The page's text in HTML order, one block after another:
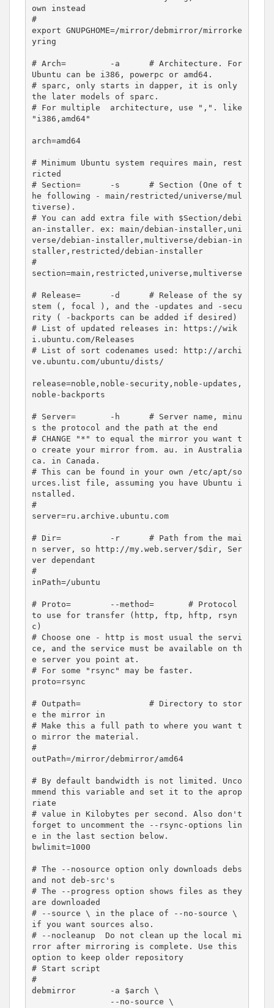
own instead
#
export GNUPGHOME=/mirror/debmirror/mirrorke
yring
# Arch=         -a      # Architecture. For
Ubuntu can be i386, powerpc or amd64.
# sparc, only starts in dapper, it is only
the later models of sparc.
# For multiple  architecture, use ",". like
"i386,amd64"
arch=amd64
# Minimum Ubuntu system requires main, rest
ricted
# Section=      -s      # Section (One of t
he following - main/restricted/universe/mul
tiverse).
# You can add extra file with $Section/debi
an-installer. ex: main/debian-installer,uni
verse/debian-installer,multiverse/debian-in
staller,restricted/debian-installer
#
section=main,restricted,universe,multiverse
# Release=      -d      # Release of the sy
stem (, focal ), and the -updates and -secu
rity ( -backports can be added if desired)
# List of updated releases in: https://wik
i.ubuntu.com/Releases
# List of sort codenames used: http://archi
ve.ubuntu.com/ubuntu/dists/
release=noble,noble-security,noble-updates,
noble-backports
# Server=       -h      # Server name, minu
s the protocol and the path at the end
# CHANGE "*" to equal the mirror you want t
o create your mirror from. au. in Australia
ca. in Canada.
# This can be found in your own /etc/apt/so
urces.list file, assuming you have Ubuntu i
nstalled.
#
server=ru.archive.ubuntu.com
# Dir=          -r      # Path from the mai
n server, so http://my.web.server/$dir, Ser
ver dependant
#
inPath=/ubuntu
# Proto=        --method=       # Protocol
to use for transfer (http, ftp, hftp, rsyn
c)
# Choose one - http is most usual the servi
ce, and the service must be available on th
e server you point at.
# For some "rsync" may be faster.
proto=rsync
# Outpath=              # Directory to stor
e the mirror in
# Make this a full path to where you want t
o mirror the material.
#
outPath=/mirror/debmirror/amd64
# By default bandwidth is not limited. Unco
mmend this variable and set it to the aprop
riate
# value in Kilobytes per second. Also don't
forget to uncomment the --rsync-options lin
e in the last section below.
bwlimit=1000
# The --nosource option only downloads debs
and not deb-src's
# The --progress option shows files as they
are downloaded
# --source \ in the place of --no-source \
if you want sources also.
# --nocleanup  Do not clean up the local mi
rror after mirroring is complete. Use this
option to keep older repository
# Start script
#
debmirror       -a $arch \